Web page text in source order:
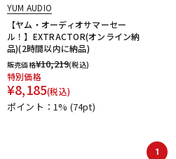
YUM AUDIO
【ヤム・オーディオサマーセー
ル！】EXTRACTOR(オンライン納
品)(2時間以内に納品)
販売価格¥10,219(税込)
特別価格
¥8,185(税込)
ポイント：1% (74pt)
1